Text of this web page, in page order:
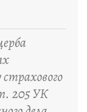
205 УК